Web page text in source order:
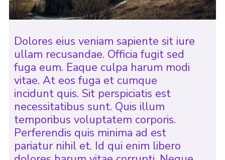
Dolores eius veniam sapiente sit iure
ullam recusandae. Officia fugit sed
fuga eum. Eaque culpa harum modi
vitae. At eos fuga et cumque
incidunt quis. Sit perspiciatis est
necessitatibus sunt. Quis illum
temporibus voluptatem corporis.
Perferendis quis minima ad est
pariatur nihil et. Id qui enim libero